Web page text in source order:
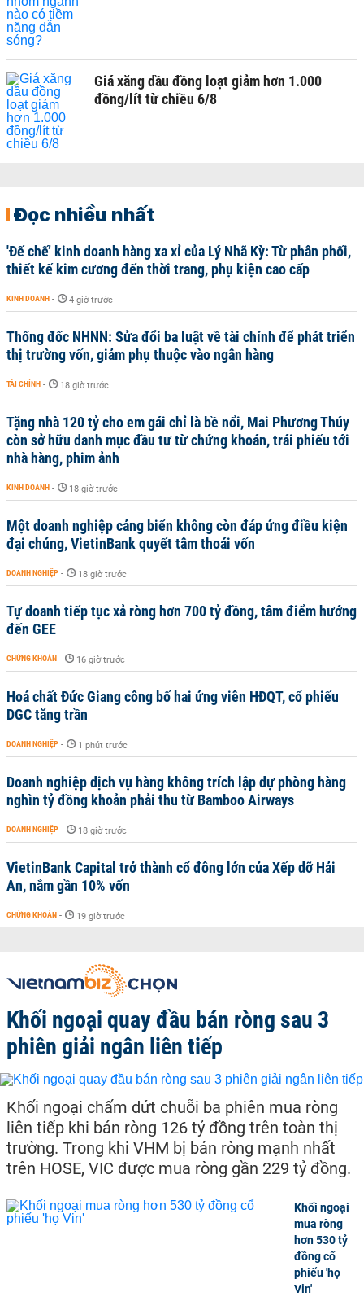
Giá xăng dầu đồng loạt giảm hơn 1.000
đồng/lít từ chiều 6/8
Đọc nhiều nhất
'Đế chế’ kinh doanh hàng xa xỉ của Lý Nhã Kỳ: Từ phân phối,
thiết kế kim cương đến thời trang, phụ kiện cao cấp
KINH DOANH - 4 giờ trước
Thống đốc NHNN: Sửa đổi ba luật về tài chính để phát triển
thị trường vốn, giảm phụ thuộc vào ngân hàng
TÀI CHÍNH - 18 giờ trước
Tặng nhà 120 tỷ cho em gái chỉ là bề nổi, Mai Phương Thúy
còn sở hữu danh mục đầu tư từ chứng khoán, trái phiếu tới
nhà hàng, phim ảnh
KINH DOANH - 18 giờ trước
Một doanh nghiệp cảng biển không còn đáp ứng điều kiện
đại chúng, VietinBank quyết tâm thoái vốn
DOANH NGHIỆP - 18 giờ trước
Tự doanh tiếp tục xả ròng hơn 700 tỷ đồng, tâm điểm hướng
đến GEE
CHỨNG KHOÁN - 16 giờ trước
Hoá chất Đức Giang công bố hai ứng viên HĐQT, cổ phiếu
DGC tăng trần
DOANH NGHIỆP - 1 phút trước
Doanh nghiệp dịch vụ hàng không trích lập dự phòng hàng
nghìn tỷ đồng khoản phải thu từ Bamboo Airways
DOANH NGHIỆP - 18 giờ trước
VietinBank Capital trở thành cổ đông lớn của Xếp dỡ Hải
An, nắm gần 10% vốn
CHỨNG KHOÁN - 19 giờ trước
Khối ngoại quay đầu bán ròng sau 3
phiên giải ngân liên tiếp
Khối ngoại chấm dứt chuỗi ba phiên mua ròng
liên tiếp khi bán ròng 126 tỷ đồng trên toàn thị
trường. Trong khi VHM bị bán ròng mạnh nhất
trên HOSE, VIC được mua ròng gần 229 tỷ đồng.
Khối ngoại
mua ròng
hơn 530 tỷ
đồng cổ
phiếu 'họ
Vin'